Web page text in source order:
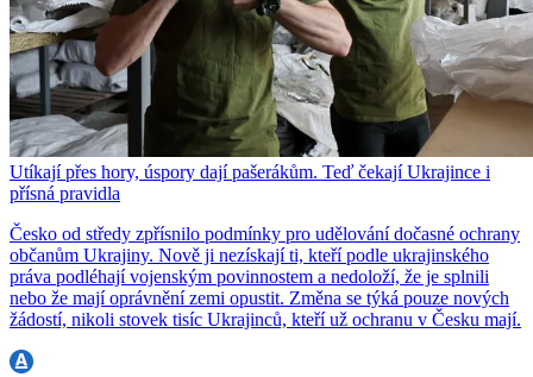
Utíkají přes hory, úspory dají pašerákům. Teď čekají Ukrajince i
přísná pravidla
Česko od středy zpřísnilo podmínky pro udělování dočasné ochrany
občanům Ukrajiny. Nově ji nezískají ti, kteří podle ukrajinského
práva podléhají vojenským povinnostem a nedoloží, že je splnili
nebo že mají oprávnění zemi opustit. Změna se týká pouze nových
žádostí, nikoli stovek tisíc Ukrajinců, kteří už ochranu v Česku mají.